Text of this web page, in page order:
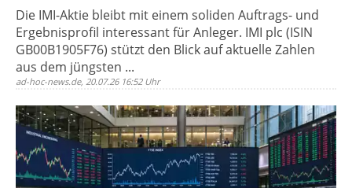
Die IMI-Aktie bleibt mit einem soliden Auftrags- und
Ergebnisprofil interessant für Anleger. IMI plc (ISIN
GB00B1905F76) stützt den Blick auf aktuelle Zahlen
aus dem jüngsten ...
ad-hoc-news.de, 20.07.26 16:52 Uhr